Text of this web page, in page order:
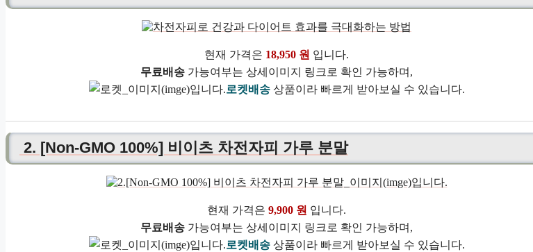
현재 가격은 18,950 원 입니다.
무료배송 가능여부는 상세이미지 링크로 확인 가능하며,
로켓배송상품이라 빠르게 받아보실 수 있습니다.
2. [Non-GMO 100%] 비이츠 차전자피 가루 분말
현재 가격은 9,900 원 입니다.
무료배송 가능여부는 상세이미지 링크로 확인 가능하며,
로켓배송상품이라 빠르게 받아보실 수 있습니다.